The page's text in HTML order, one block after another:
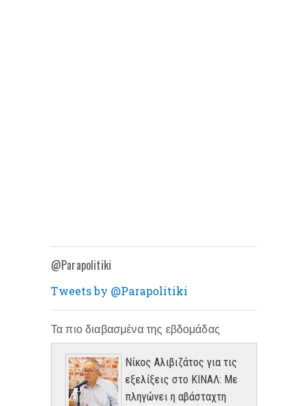
@Parapolitiki
Tweets by @Parapolitiki
Τα πιο διαβασμένα της εβδομάδας
Νίκος Αλιβιζάτος για τις
εξελίξεις στο ΚΙΝΑΛ: Με
πληγώνει η αβάσταχτη